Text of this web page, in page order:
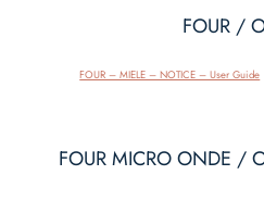
FOUR /
FOUR – MIELE – NOTICE – User Guide
FOUR MICRO ONDE /